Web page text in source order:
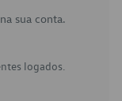
sua conta.
logados.